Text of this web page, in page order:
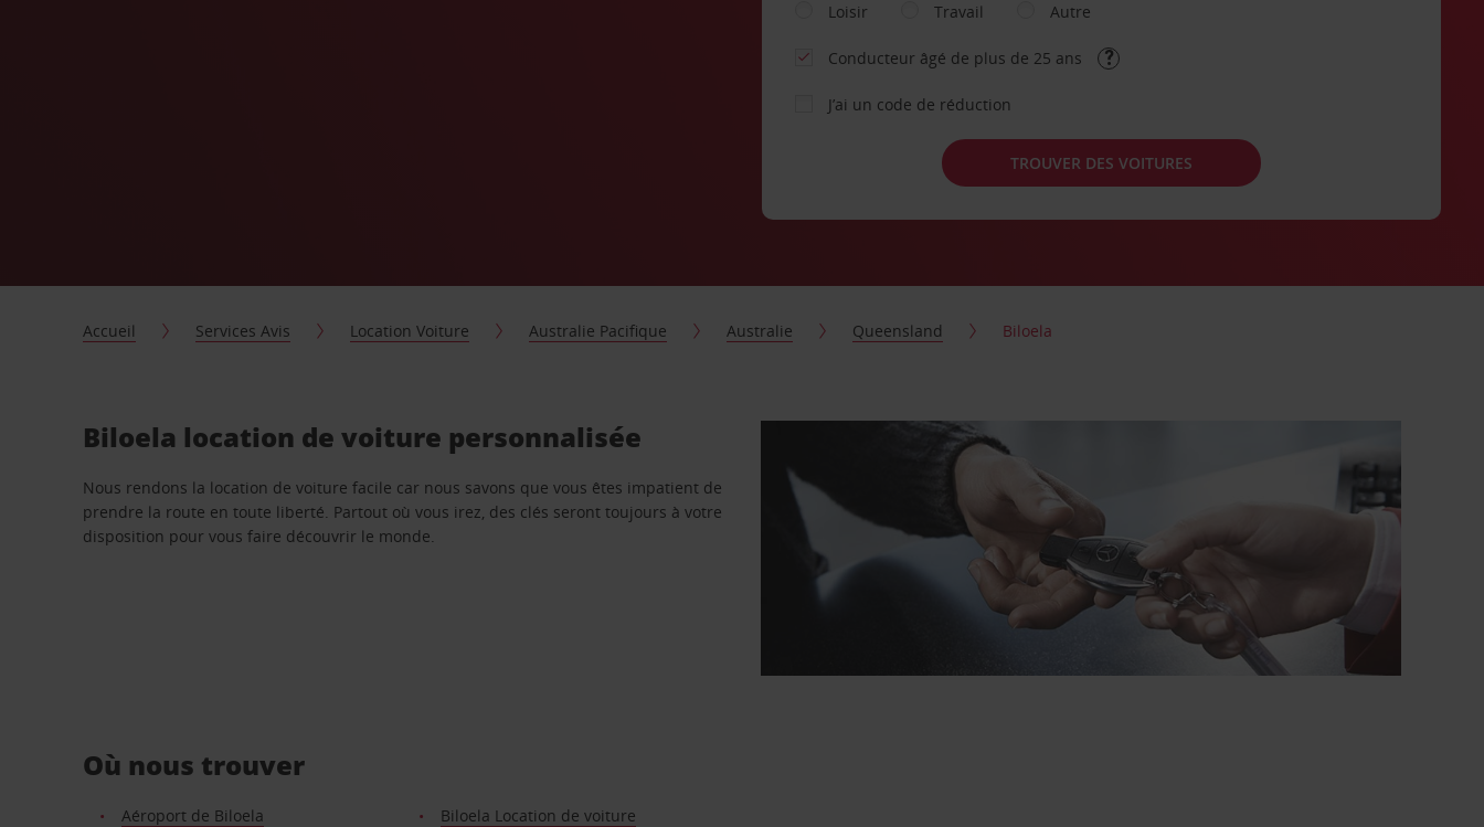
Loisir
Travail Autre
Conducteur âgé de plus de 25 ans
J’ai un code de réduction
TROUVER DES VOITURES
Accueil Services Avis Location Voiture Australie Pacifique Australie Queensland Biloela
Biloela location de voiture personnalisée
Nous rendons la location de voiture facile car nous savons que vous êtes impatient de
prendre la route en toute liberté. Partout où vous irez, des clés seront toujours à votre
disposition pour vous faire découvrir le monde.
Où nous trouver
Aéroport de Biloela Biloela Location de voiture